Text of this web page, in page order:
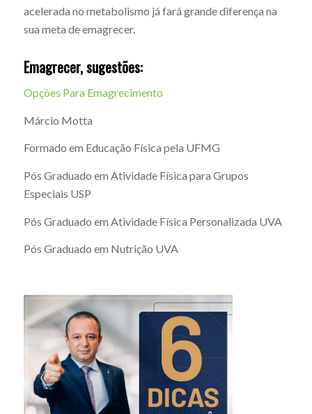
acelerada no metabolismo já fará grande diferença na
sua meta de emagrecer.
Emagrecer, sugestões:
Opções Para Emagrecimento
Márcio Motta
Formado em Educação Física pela UFMG
Pós Graduado em Atividade Física para Grupos
Especiais USP
Pós Graduado em Atividade Física Personalizada UVA
Pós Graduado em Nutrição UVA